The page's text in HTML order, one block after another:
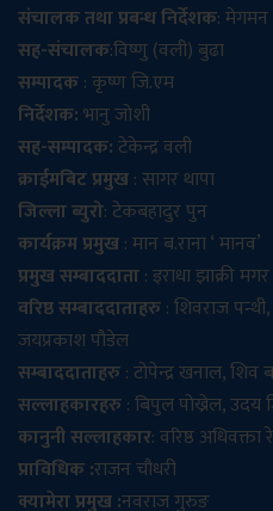
संचालक तथा प्रबन्ध निर्देशक: मेगमन
सह-संचालक:विष्णु (वली) बुढा
सम्पादक: कृष्ण जि.एम
निर्देशक:भानु जोशी
सह-सम्पादक:टेकेन्द्र वली
क्राईमबिट प्रमुख: सागर थापा
जिल्ला ब्युरो: टेकबहादुर पुन
कार्यक्रम प्रमुख: मान ब.राना ‘ मानव’
प्रमुख सम्बाददाता: इराधा झाक्री मगर
वरिष्ठ सम्बाददाताहरु: शिवराज
जयप्रकाश पौडेल
सम्बाददाताहरु: टोपेन्द्र खनाल, शिव
सल्लाहकारहरु: बिपुल पोख्रेल, उदय
कानुनी सल्लाहकार: वरिष्ठ
प्राविधिक :राजन चौधरी
क्यामेरा प्रमुख :नवराज गुरुङ